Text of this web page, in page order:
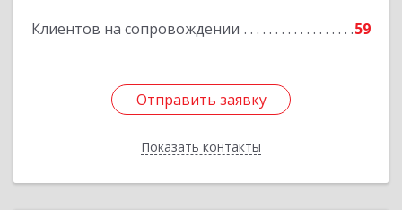
Клиентов на сопровождении 59
Отправить заявку
Показать контакты
Отправить заявку
Назад